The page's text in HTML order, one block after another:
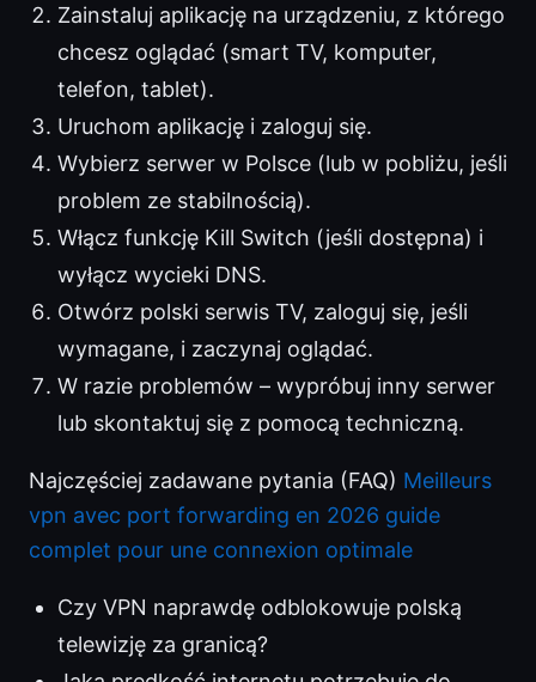
Zainstaluj aplikację na urządzeniu, z którego
chcesz oglądać (smart TV, komputer,
telefon, tablet).
Uruchom aplikację i zaloguj się.
Wybierz serwer w Polsce (lub w pobliżu, jeśli
problem ze stabilnością).
Włącz funkcję Kill Switch (jeśli dostępna) i
wyłącz wycieki DNS.
Otwórz polski serwis TV, zaloguj się, jeśli
wymagane, i zaczynaj oglądać.
W razie problemów – wypróbuj inny serwer
lub skontaktuj się z pomocą techniczną.
Najczęściej zadawane pytania (FAQ) Meilleurs
vpn avec port forwarding en 2026 guide
complet pour une connexion optimale
Czy VPN naprawdę odblokowuje polską
telewizję za granicą?